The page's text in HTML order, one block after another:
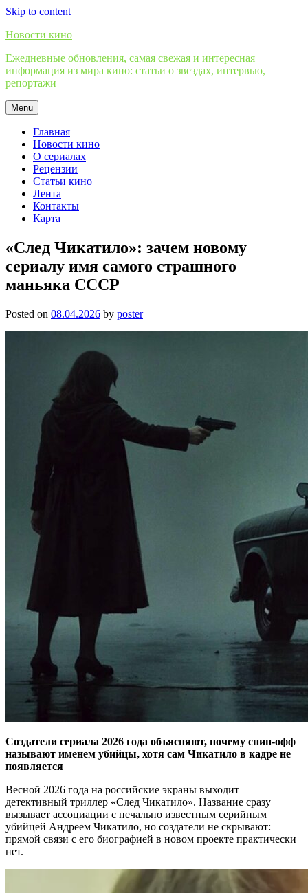
Skip to content
Новости кино
Ежедневные обновления, самая свежая и интересная
информация из мира кино: статьи о звездах, интервью,
репортажи
Menu
Главная
Новости кино
О сериалах
Рецензии
Статьи кино
Лента
Контакты
Карта
«След Чикатило»: зачем новому
сериалу имя самого страшного
маньяка СССР
Posted on 08.04.2026 by poster
Создатели сериала 2026 года объясняют, почему спин-офф
называют именем убийцы, хотя сам Чикатило в кадре не
появляется
Весной 2026 года на российские экраны выходит
детективный триллер «След Чикатило». Название сразу
вызывает ассоциации с печально известным серийным
убийцей Андреем Чикатило, но создатели не скрывают:
прямой связи с его биографией в новом проекте практически
нет.